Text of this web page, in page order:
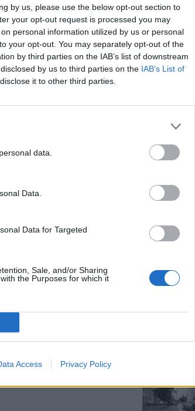
by us, please use the below opt-out section to
your opt-out request is processed you may
personal information utilized by us or personal
your opt-out. You may separately opt-out of the
by third parties on the IAB’s list of downstream
by us to third parties on the IAB’s List of
it to other third parties.
data.
Data.
Data for Targeted
Sale, and/or Sharing
the Purposes for which it
Access Privacy Policy